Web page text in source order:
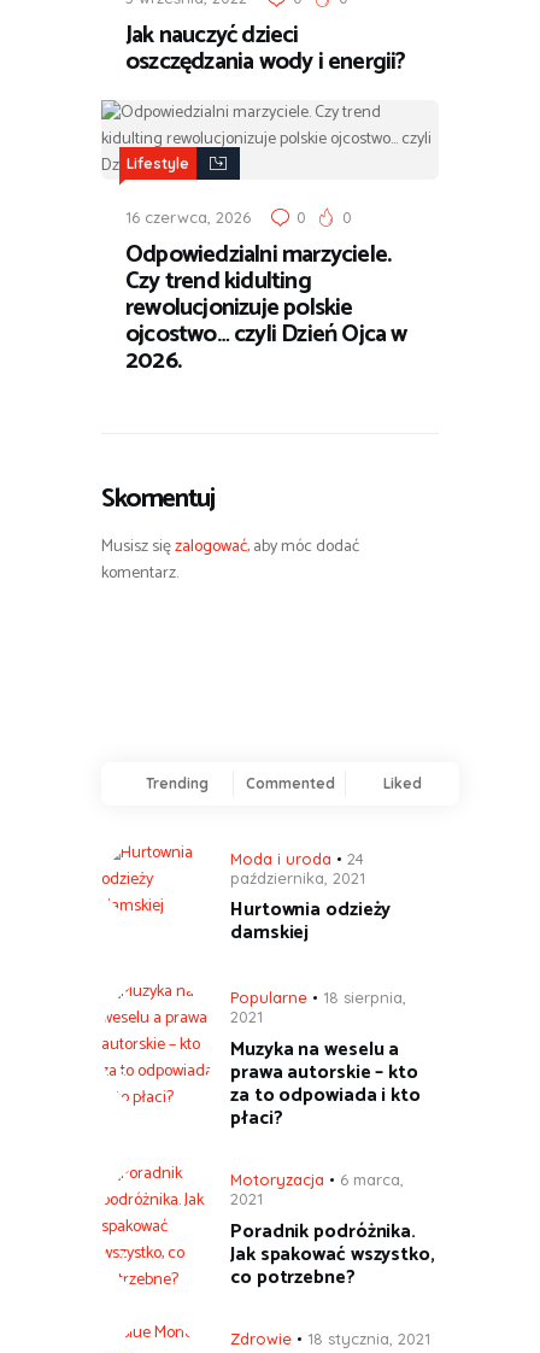
Jak nauczyć dzieci
oszczędzania wody i energii?
Lifestyle
16 czerwca, 2026 0 0
Odpowiedzialni marzyciele.
Czy trend kidulting
rewolucjonizuje polskie
ojcostwo… czyli Dzień Ojca w
2026.
Skomentuj
Musisz sięzalogować, aby móc dodać
komentarz.
Trending Commented Liked
Moda i uroda
24
października, 2021
Hurtownia odzieży
damskiej
Popularne
18 sierpnia,
2021
Muzyka na weselu a
prawa autorskie – kto
za to odpowiada i kto
płaci?
Motoryzacja
6 marca,
2021
Poradnik podróżnika.
Jak spakować wszystko,
co potrzebne?
Zdrowie 18 stycznia, 2021